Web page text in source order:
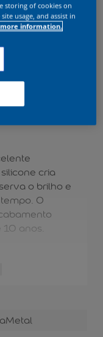
cria
o brilho e
O
anos.
Metal
storing of cookies on
usage, and assist in
information.